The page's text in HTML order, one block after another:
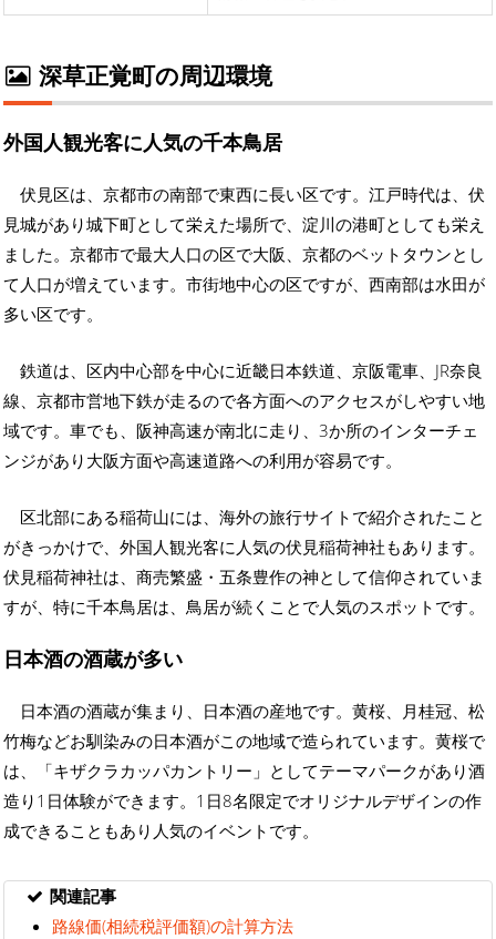
深草正覚町の周辺環境
外国人観光客に人気の千本鳥居
伏見区は、京都市の南部で東西に長い区です。江戸時代は、伏
見城があり城下町として栄えた場所で、淀川の港町としても栄え
ました。京都市で最大人口の区で大阪、京都のベットタウンとし
て人口が増えています。市街地中心の区ですが、西南部は水田が
多い区です。
鉄道は、区内中心部を中心に近畿日本鉄道、京阪電車、JR奈良
線、京都市営地下鉄が走るので各方面へのアクセスがしやすい地
域です。車でも、阪神高速が南北に走り、3か所のインターチェ
ンジがあり大阪方面や高速道路への利用が容易です。
区北部にある稲荷山には、海外の旅行サイトで紹介されたこと
がきっかけで、外国人観光客に人気の伏見稲荷神社もあります。
伏見稲荷神社は、商売繁盛・五条豊作の神として信仰されていま
すが、特に千本鳥居は、鳥居が続くことで人気のスポットです。
日本酒の酒蔵が多い
日本酒の酒蔵が集まり、日本酒の産地です。黄桜、月桂冠、松
竹梅などお馴染みの日本酒がこの地域で造られています。黄桜で
は、「キザクラカッパカントリー」としてテーマパークがあり酒
造り1日体験ができます。1日8名限定でオリジナルデザインの作
成できることもあり人気のイベントです。
関連記事
路線価(相続税評価額)の計算方法